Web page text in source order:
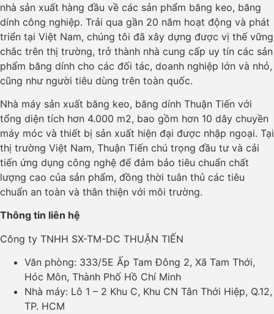
nhà sản xuất hàng đầu về các sản phẩm băng keo, băng
dính công nghiệp. Trải qua gần 20 năm hoạt động và phát
triển tại Việt Nam, chúng tôi đã xây dựng được vị thế vững
chắc trên thị trường, trở thành nhà cung cấp uy tín các sản
phẩm băng dính cho các đối tác, doanh nghiệp lớn và nhỏ,
cũng như người tiêu dùng trên toàn quốc.
Nhà máy sản xuất băng keo, băng dính Thuận Tiến với
tổng diện tích hơn 4.000 m2, bao gồm hơn 10 dây chuyền
máy móc và thiết bị sản xuất hiện đại được nhập ngoại. Tại
thị trường Việt Nam, Thuận Tiến chú trọng đầu tư và cải
tiến ứng dụng công nghệ để đảm bảo tiêu chuẩn chất
lượng cao của sản phẩm, đồng thời tuân thủ các tiêu
chuẩn an toàn và thân thiện với môi trường.
Thông tin liên hệ
Công ty TNHH SX-TM-DC THUẬN TIẾN
Văn phòng: 333/5E Ấp Tam Đông 2, Xã Tam Thới,
Hóc Môn, Thành Phố Hồ Chí Minh
Nhà máy: Lô 1 – 2 Khu C, Khu CN Tân Thới Hiệp, Q.12,
TP. HCM